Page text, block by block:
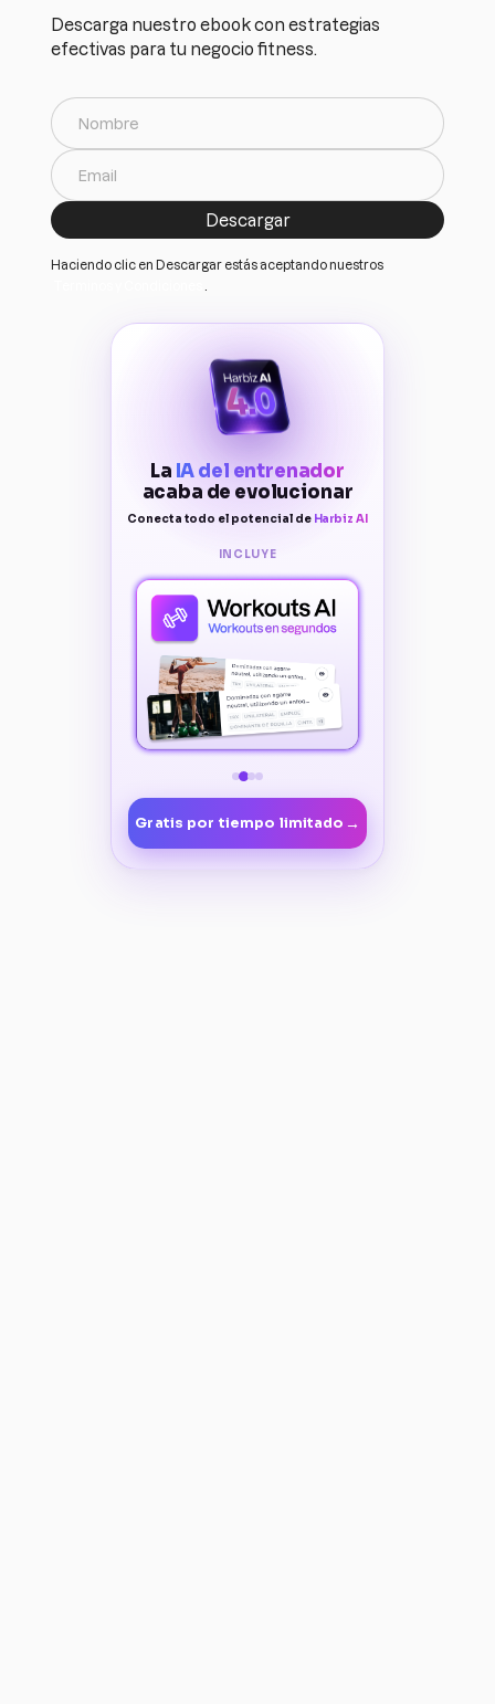
Descarga nuestro ebook con estrategias
efectivas para tu negocio fitness.
Haciendo clic en Descargar estás aceptando nuestros
La IA del entrenador
acaba de evolucionar
Conecta todo el potencial de Harbiz AI
INCLUYE
Gratis por tiempo limitado →